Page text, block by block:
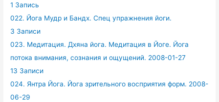
1 Запись
022. Йога Мудр и Бандх. Спец упражнения йоги.
3 Записи
023. Медитация. Дхяна йога. Медитация в Йоге. Йога
потока внимания, сознания и ощущений. 2008-01-27
13 Записи
024. Янтра Йога. Йога зрительного восприятия форм. 2008-
06-29